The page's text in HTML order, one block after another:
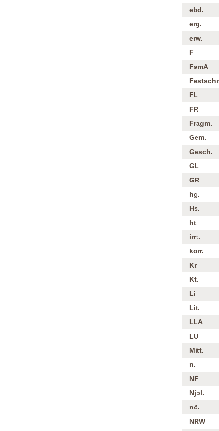
ebd.
erg.
erw.
F
FamA
FL
FR
Fragm.
Gem.
Gesch.
GL
GR
hg.
Hs.
ht.
irrt.
korr.
Kr.
Kt.
Li
Lit.
LLA
LU
Mitt.
n.
NF
Njbl.
nö.
NRW